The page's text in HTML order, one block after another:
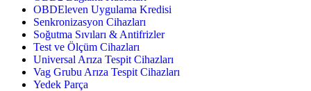
OBDEleven Uygulama Kredisi
Senkronizasyon Cihazları
Soğutma Sıvıları & Antifrizler
Test ve Ölçüm Cihazları
Universal Arıza Tespit Cihazları
Vag Grubu Arıza Tespit Cihazları
Yedek Parça